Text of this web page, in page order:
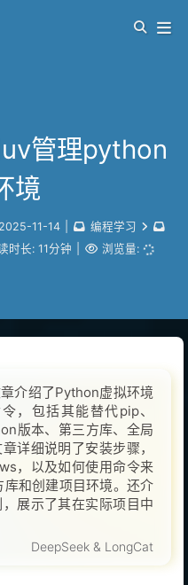
uv管理python
境
2025-11-14
编程学习
时长: 11分钟 浏览量:
介绍了Python虚拟环境
，包括其能替代pip、
版本、第三方库、全局
详细说明了安装步骤，
，以及如何使用命令来
和创建项目环境。还介
展示了其在实际项目中
DeepSeek & LongCat